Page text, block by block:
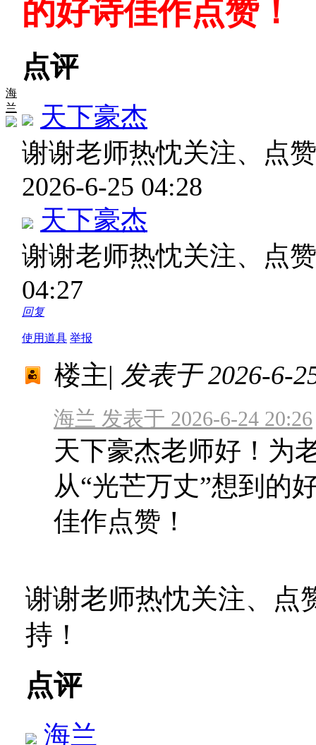
海
兰
的好诗佳作点赞！
点评
天下豪杰
谢谢老师热忱关注、点
2026-6-25 04:28
天下豪杰
谢谢老师热忱关注、点
04:27
回复
使用道具 举报
楼主| 发表于 2026-6-
海兰 发表于 2026-6-24 20:26
天下豪杰老师好！为
从“光芒万丈”想到的
佳作点赞！
谢谢老师热忱关注、点
持！
点评
海兰